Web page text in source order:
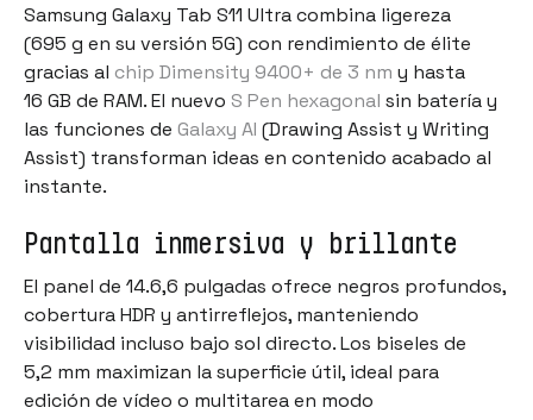
Samsung Galaxy Tab S11 Ultra combina ligereza
(695 g en su versión 5G) con rendimiento de élite
gracias al chip Dimensity 9400+ de 3 nm y hasta
16 GB de RAM. El nuevo S Pen hexagonal sin batería y
las funciones de Galaxy AI (Drawing Assist y Writing
Assist) transforman ideas en contenido acabado al
instante.
Pantalla inmersiva y brillante
El panel de 14.6,6 pulgadas ofrece negros profundos,
cobertura HDR y antirreflejos, manteniendo
visibilidad incluso bajo sol directo. Los biseles de
5,2 mm maximizan la superficie útil, ideal para
edición de vídeo o multitarea en modo